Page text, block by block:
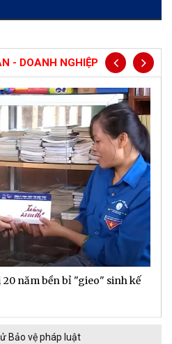
- DOANH NGHIỆP
năm bền bỉ "gieo" sinh kế
Bảo vệ pháp luật